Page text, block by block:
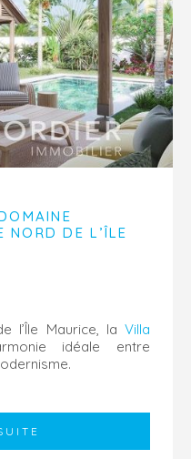
NORD DE L’ÎLE
l’Île Maurice, la Villa
idéale entre